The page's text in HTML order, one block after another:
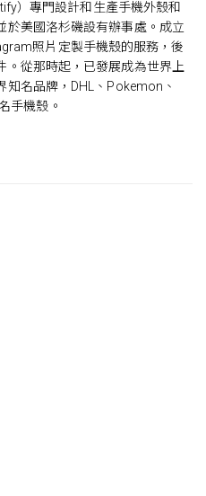
）專門設計和生產手機外殼和
於美國洛杉磯設有辦事處。成立
照片定製手機殼的服務，後
。從那時起，已發展成為世界上
知名品牌，DHL、Pokemon、
手機殼。